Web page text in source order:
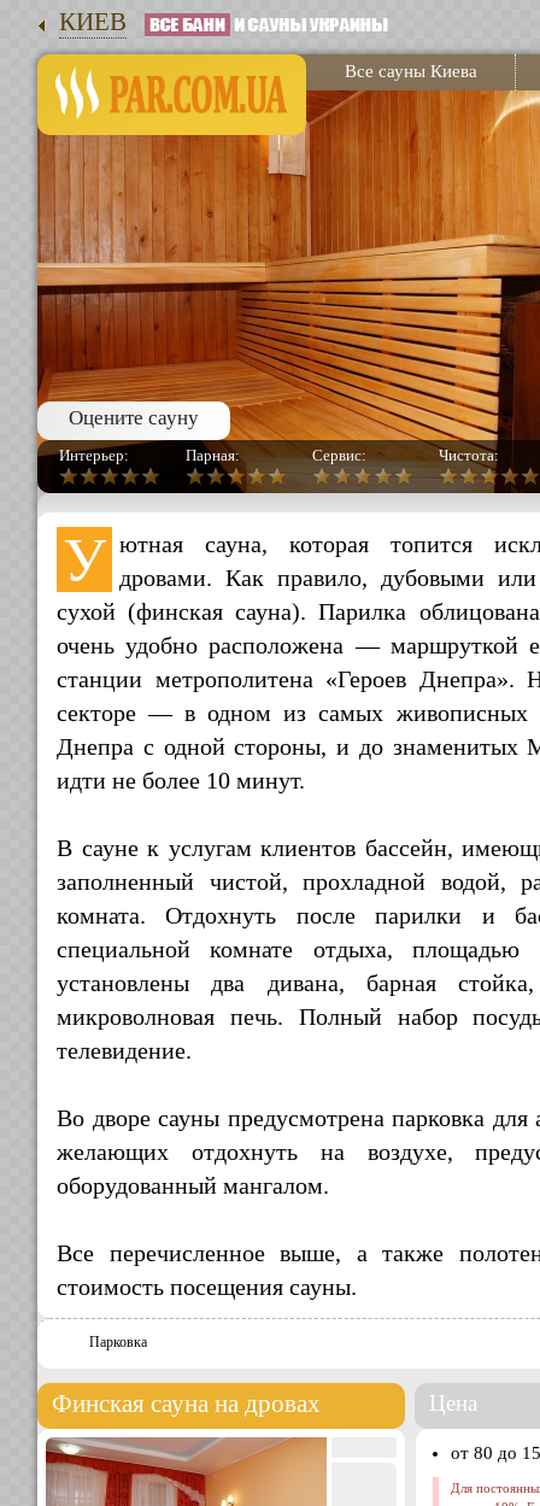
КИЕВ
Все сауны Киева
Оцените сауну
Интерьер: Парная: Сервис: Чистота:
У ютная сауна, которая топится
дровами. Как правило, дубовыми
сухой (финская сауна). Парилка
очень удобно расположена — маршруткой
станции метрополитена «Героев Днепра».
секторе — в одном из самых живописных
Днепра с одной стороны, и до знаменитых
идти не более 10 минут.
В сауне к услугам клиентов бассейн,
заполненный чистой, прохладной водой,
комната. Отдохнуть после парилки и
специальной комнате отдыха,
установлены два дивана, барная
микроволновая печь. Полный набор
телевидение.
Во дворе сауны предусмотрена парковка
желающих отдохнуть на воздухе,
оборудованный мангалом.
Все перечисленное выше, а также
стоимость посещения сауны.
Парковка
Финская сауна на дровах Цена
от 80 до
Для